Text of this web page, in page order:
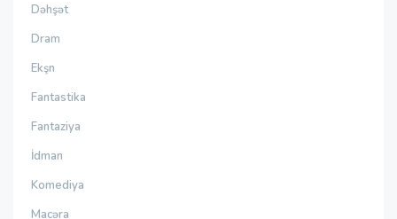
Dəhşət
Dram
Ekşn
Fantastika
Fantaziya
İdman
Komediya
Macəra